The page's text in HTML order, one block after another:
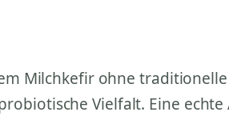
Milchkefir ohne
Vielfalt. Eine